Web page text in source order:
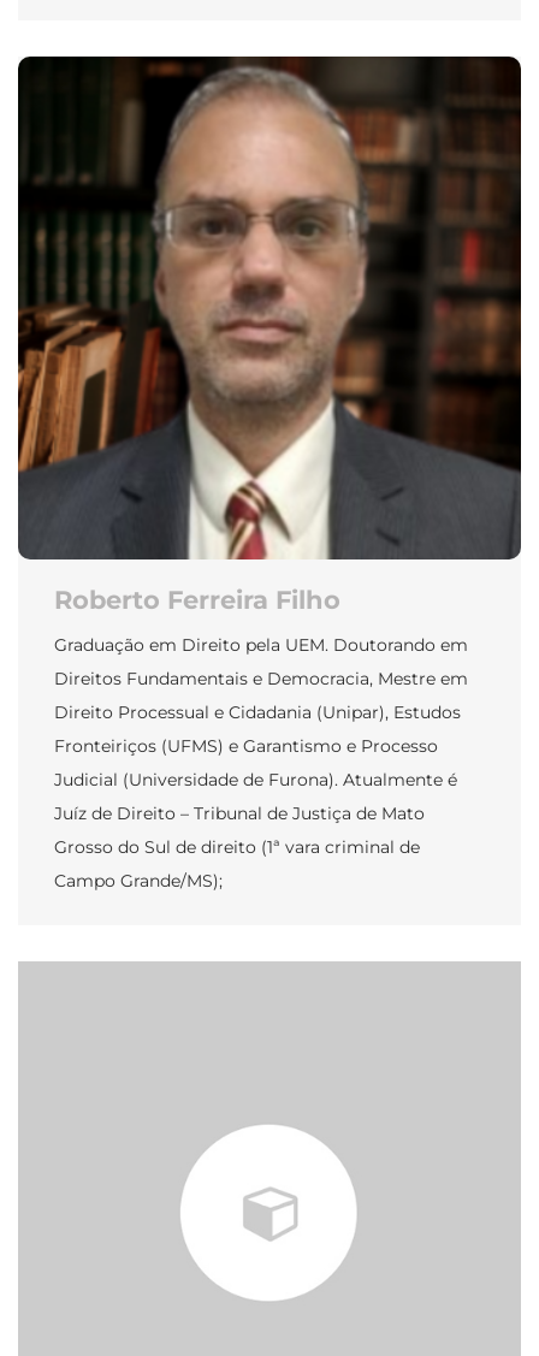
Roberto Ferreira Filho
Graduação em Direito pela UEM. Doutorando em
Direitos Fundamentais e Democracia, Mestre em
Direito Processual e Cidadania (Unipar), Estudos
Fronteiriços (UFMS) e Garantismo e Processo
Judicial (Universidade de Furona). Atualmente é
Juíz de Direito – Tribunal de Justiça de Mato
Grosso do Sul de direito (1ª vara criminal de
Campo Grande/MS);